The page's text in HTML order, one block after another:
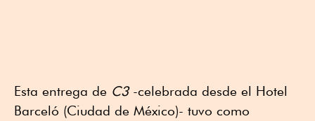
Esta entrega de C3-celebrada desde el Hotel
Barceló (Ciudad de México)- tuvo como